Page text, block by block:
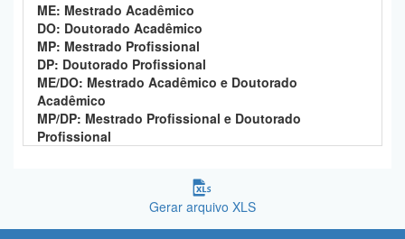
ME: Mestrado Acadêmico
DO: Doutorado Acadêmico
MP: Mestrado Profissional
DP: Doutorado Profissional
ME/DO: Mestrado Acadêmico e Doutorado
Acadêmico
MP/DP: Mestrado Profissional e Doutorado
Profissional
Gerar arquivo XLS